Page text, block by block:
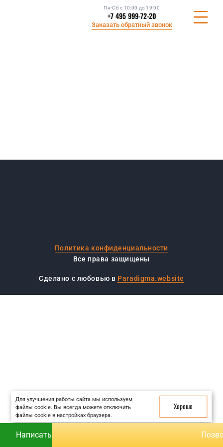
Пн-Сб с 10:00 до 19:00
+7 495 999-72-20
Заказать обратный звонок
О КОМПАНИИ
ВСЕ УСЛУГИ
КОНТАКТЫ
Политика конфиденциальности
Все права защищены
Сделано с любовью в Paradigma.website
Для улучшения работы сайта мы используем
файлы cookie. Вы всегда можете отключить
файлы cookie в настройках браузера.
Хорошо
Написать